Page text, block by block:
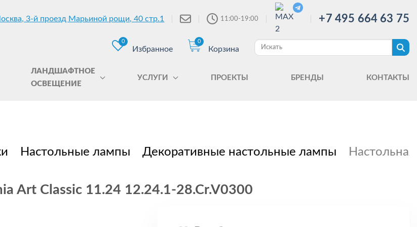
3-й проезд Марьиной рощи, 40 стр.1 11:00-19:00 +7 495 664 63 75
0
Избранное
0
Корзина
ЛАНДШАФТНОЕ
ОСВЕЩЕНИЕ
УСЛУГИ ПРОЕКТЫ БРЕНДЫ КОНТАКТЫ
Настольные лампы Декоративные настольные лампы
Art Classic 11.24 12.24.1-28.Cr.V0300